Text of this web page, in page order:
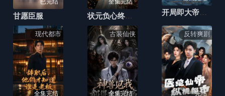
已完结
甘愿臣服
全集完结
状元负心终困囚一生 开局即大帝女徒天赋全满级
现代都市
全集完结
古装仙侠
全集完结
反转爽剧
完结